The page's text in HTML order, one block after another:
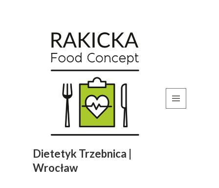
Dietetyk Trzebnica |
Wrocław